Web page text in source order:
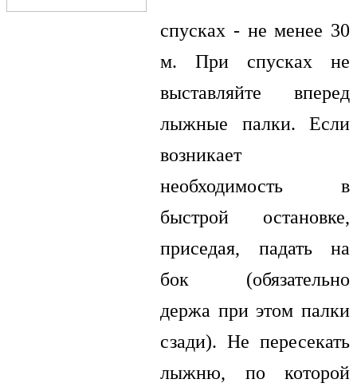
спусках - не менее 30
м. При спусках не
выставляйте вперед
лыжные палки. Если
возникает
необходимость в
быстрой остановке,
приседая, падать на
бок (обязательно
держа при этом палки
сзади). Не пересекать
лыжню, по которой